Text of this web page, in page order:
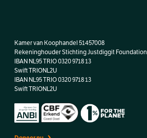
Kamer van Koophandel 51457008
Rekeninghouder Stichting Justdiggit Foundation
IBAN NL95 TRIO 0320 9718 13
Swift TRIONL2U
IBAN NL95 TRIO 0320 9718 13
Swift TRIONL2U